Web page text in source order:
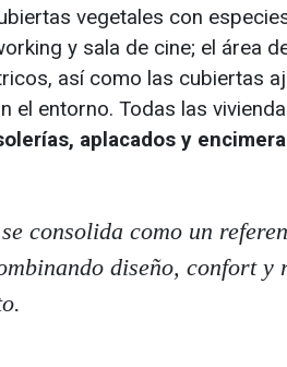
vegetales con
y sala de cine; el área
así como las cubiertas
el entorno. Todas las
aplacados y
consolida como un
diseño, confort y